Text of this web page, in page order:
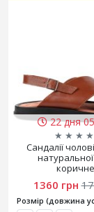
22 дня
★ ★ ★ ★
Сандалії
1360 грн
Розмір (довжина